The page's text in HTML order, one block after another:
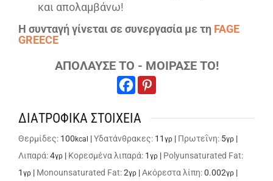
και απολαμβάνω!
Η συνταγή γίνεται σε συνεργασία με τη FAGE
GREECE
ΑΠΟΛΑΥΣΕ ΤΟ - ΜΟΙΡΑΣΕ ΤΟ!
ΔΙΑΤΡΟΦΙΚΑ ΣΤΟΙΧΕΙΑ
Θερμίδες: 100 kcal |Υδατάνθρακες: 11 γρ | Πρωτεΐνη: 5γρ |
Λιπαρά:4γρ | Κορεσμένα λιπαρά: 1 γρ | Polyunsaturated Fat:
1 γρ | Monounsaturated Fat:2γρ |Ακόρεστα λίπη:0.002γρ |